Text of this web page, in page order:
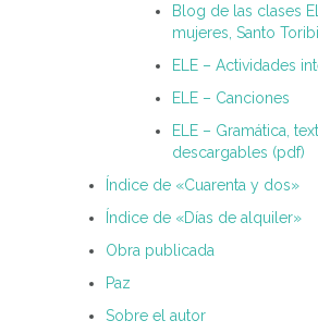
Blog de las clases
mujeres, Santo
ELE – Actividades
ELE – Canciones
ELE – Gramática,
descargables (pdf)
Índice de «Cuarenta y dos»
Índice de «Días de alquiler»
Obra publicada
Paz
Sobre el autor